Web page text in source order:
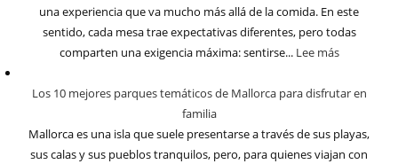
una experiencia que va mucho más allá de la comida. En este
sentido, cada mesa trae expectativas diferentes, pero todas
comparten una exigencia máxima: sentirse... Lee más
Los 10 mejores parques temáticos de Mallorca para disfrutar en
familia
Mallorca es una isla que suele presentarse a través de sus playas,
sus calas y sus pueblos tranquilos, pero, para quienes viajan con